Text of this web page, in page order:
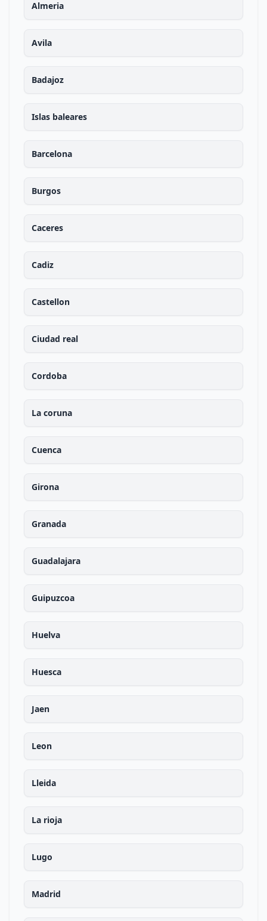
Almeria
Avila
Badajoz
Islas baleares
Barcelona
Burgos
Caceres
Cadiz
Castellon
Ciudad real
Cordoba
La coruna
Cuenca
Girona
Granada
Guadalajara
Guipuzcoa
Huelva
Huesca
Jaen
Leon
Lleida
La rioja
Lugo
Madrid